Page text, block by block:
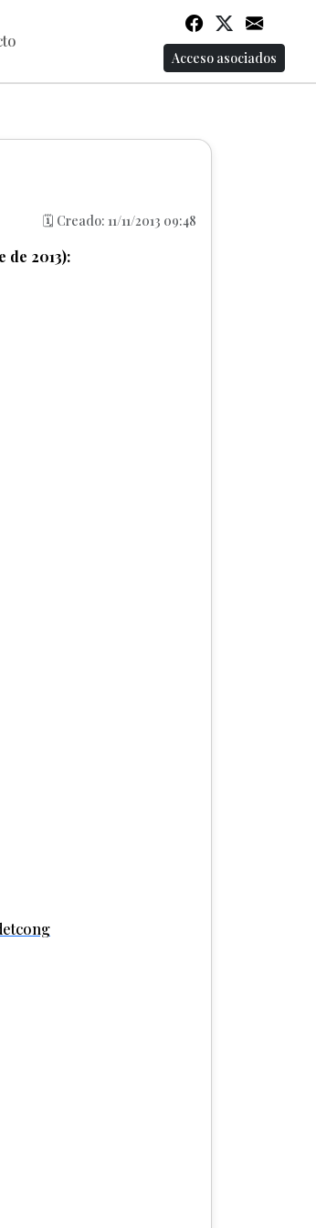
Acceso asociados
🗓️ Creado: 11/11/2013 09:48
de 2013):